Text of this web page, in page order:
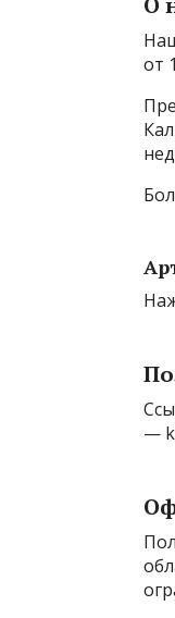
от
—